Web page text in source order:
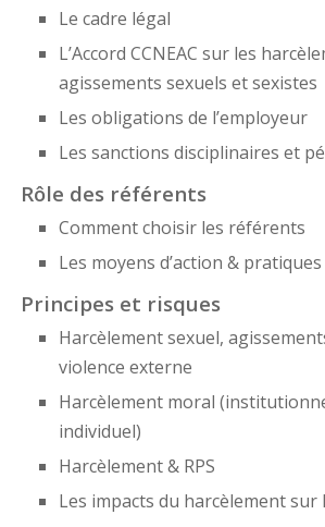
Le cadre légal
L’Accord CCNEAC sur les
agissements sexuels et sexistes
Les obligations de l’employeur
Les sanctions disciplinaires et
Rôle des référents
Comment choisir les référents
Les moyens d’action & pratiques
Principes et risques
Harcèlement sexuel,
violence externe
Harcèlement moral
individuel)
Harcèlement & RPS
Les impacts du harcèlement sur